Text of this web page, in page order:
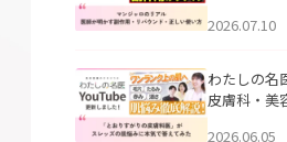
医師が明か
公開いたし
2026.07.10
わたしの名
皮膚科・美
2026.06.05